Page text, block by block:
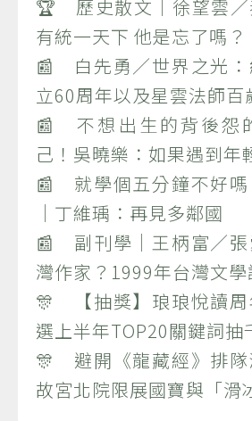
🏆 歷史散文｜徐望雲／
有統一天下 他是忘了嗎？
📰 白先勇／世界之光：
立60周年以及星雲法師百
📰 不想出生的背後怨
己！吳曉樂：如果遇到年
📰 就學個五分鐘不好嗎
｜丁維瑀：再見多鄰國
📰 副刊學｜王柄富／張
灣作家？1999年台灣文
🎊 【抽獎】琅琅悅讀周
選上半年TOP20關鍵詞抽
🎊 避開《龍藏經》排隊
故宮北院限展國寶與「滑